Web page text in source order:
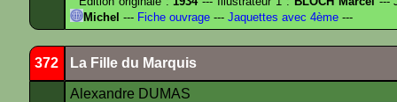
Michel --- Fiche ouvrage --- Jaquettes avec 4ème ---
372 La Fille du Marquis
Alexandre DUMAS